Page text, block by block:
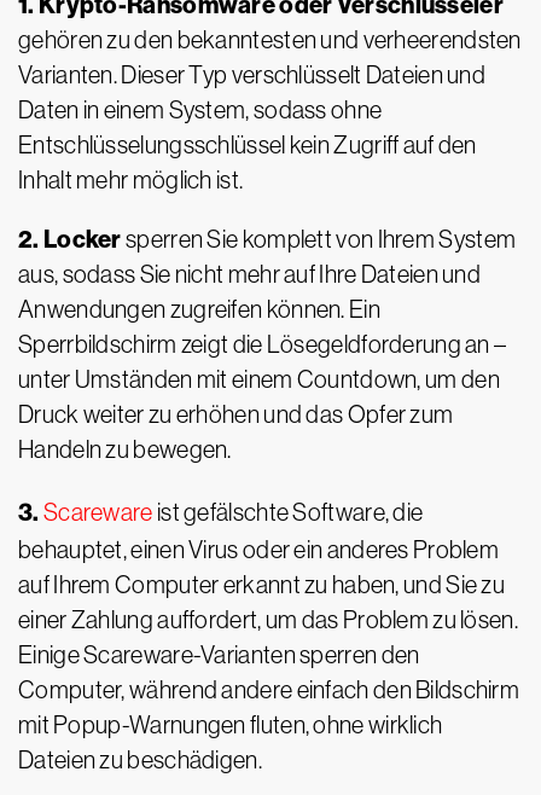
gehören zu den bekanntesten und verheerendsten
Varianten. Dieser Typ verschlüsselt Dateien und
Daten in einem System, sodass ohne
Entschlüsselungsschlüssel kein Zugriff auf den
Inhalt mehr möglich ist.
2. Lockersperren Sie komplett von Ihrem System
aus, sodass Sie nicht mehr auf Ihre Dateien und
Anwendungen zugreifen können. Ein
Sperrbildschirm zeigt die Lösegeldforderung an –
unter Umständen mit einem Countdown, um den
Druck weiter zu erhöhen und das Opfer zum
Handeln zu bewegen.
3. Scareware ist gefälschte Software, die
behauptet, einen Virus oder ein anderes Problem
auf Ihrem Computer erkannt zu haben, und Sie zu
einer Zahlung auffordert, um das Problem zu lösen.
Einige Scareware-Varianten sperren den
Computer, während andere einfach den Bildschirm
mit Popup-Warnungen fluten, ohne wirklich
Dateien zu beschädigen.